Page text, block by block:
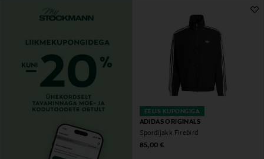
EELIS KUPONGIGA
ADIDAS ORIGINALS
Spordijakk Firebird
Original Price
85,00 €